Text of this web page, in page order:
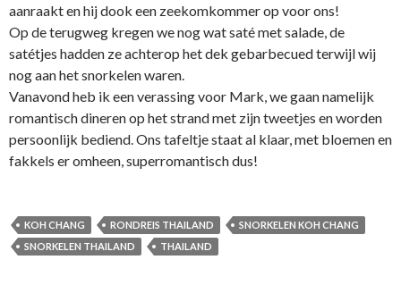
aanraakt en hij dook een zeekomkommer op voor ons!
Op de terugweg kregen we nog wat saté met salade, de
satétjes hadden ze achterop het dek gebarbecued terwijl wij
nog aan het snorkelen waren.
Vanavond heb ik een verassing voor Mark, we gaan namelijk
romantisch dineren op het strand met zijn tweetjes en worden
persoonlijk bediend. Ons tafeltje staat al klaar, met bloemen en
fakkels er omheen, superromantisch dus!
KOH CHANG RONDREIS THAILAND
SNORKELEN KOH CHANG
SNORKELEN THAILAND
THAILAND